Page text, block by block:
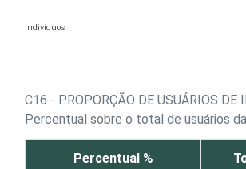
Indivíduos
C16 - PROPORÇÃO DE USUÁRIOS
Percentual sobre o total de usuários
Percentual %